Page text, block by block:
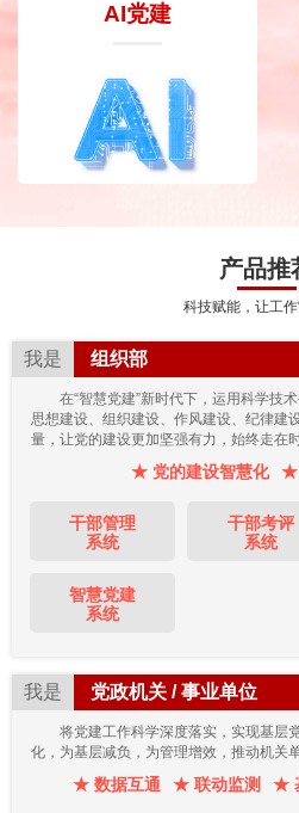
AI党建
产品推
科技赋能，让工作
我是 组织部
在“智慧党建”新时代下，运用科学技
思想建设、组织建设、作风建设、纪律建
量，让党的建设更加坚强有力，始终走在
★ 党的建设智慧化 ★
干部管理
系统
干部考评
系统
智慧党建
系统
我是 党政机关 / 事业单位
将党建工作科学深度落实，实现基层
化，为基层减负，为管理增效，推动机关
★ 数据互通 ★ 联动监测 ★